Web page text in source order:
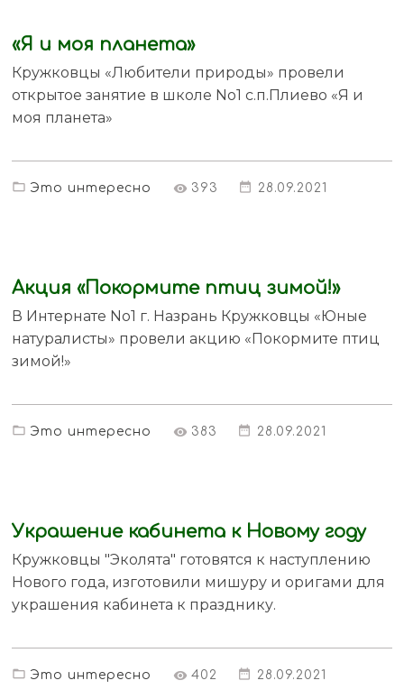
«Я и моя планета»
Кружковцы «Любители природы» провели
открытое занятие в школе No1 с.п.Плиево «Я и
моя планета»
Это интересно 393 28.09.2021
Акция «Покормите птиц зимой!»
В Интернате No1 г. Назрань Кружковцы «Юные
натуралисты» провели акцию «Покормите птиц
зимой!»
Это интересно 383 28.09.2021
Украшение кабинета к Новому году
Кружковцы "Эколята" готовятся к наступлению
Нового года, изготовили мишуру и оригами для
украшения кабинета к празднику.
Это интересно 402 28.09.2021